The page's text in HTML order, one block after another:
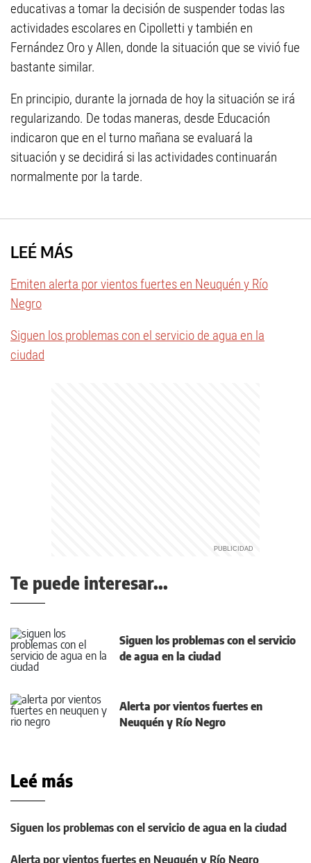
educativas a tomar la decisión de suspender todas las
actividades escolares en Cipolletti y también en
Fernández Oro y Allen, donde la situación que se vivió fue
bastante similar.
En principio, durante la jornada de hoy la situación se irá
regularizando. De todas maneras, desde Educación
indicaron que en el turno mañana se evaluará la
situación y se decidirá si las actividades continuarán
normalmente por la tarde.
LEÉ MÁS
Emiten alerta por vientos fuertes en Neuquén y Río
Negro
Siguen los problemas con el servicio de agua en la
ciudad
Te puede interesar...
Siguen los problemas con el servicio
de agua en la ciudad
Alerta por vientos fuertes en
Neuquén y Río Negro
Leé más
Siguen los problemas con el servicio de agua en la ciudad
Alerta por vientos fuertes en Neuquén y Río Negro